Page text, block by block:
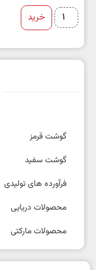
گوشت قرمز
گوشت سفید
فرآورده های تولیدی
محصولات دریایی
محصولات مارکتی
خرید